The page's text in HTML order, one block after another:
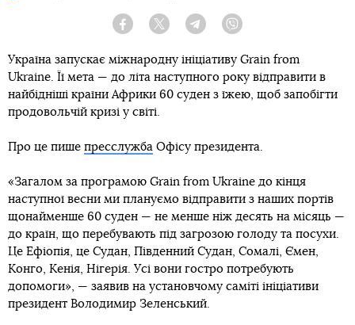
Facebook Twitter Telegram
Україна запускає міжнародну ініціативу Grain from
Ukraine. Її мета — до літа наступного року відправити в
найбідніші країни Африки 60 суден з їжею, щоб запобігти
продовольчій кризі у світі.
Про це пише пресслужба Офісу президента.
«Загалом за програмою Grain from Ukraine до кінця
наступної весни ми плануємо відправити з наших портів
щонайменше 60 суден — не менше ніж десять на місяць —
до країн, що перебувають під загрозою голоду та посухи.
Це Ефіопія, це Судан, Південний Судан, Сомалі, Ємен,
Конго, Кенія, Нігерія. Усі вони гостро потребують
допомоги», — заявив на установчому саміті ініціативи
президент Володимир Зеленський.